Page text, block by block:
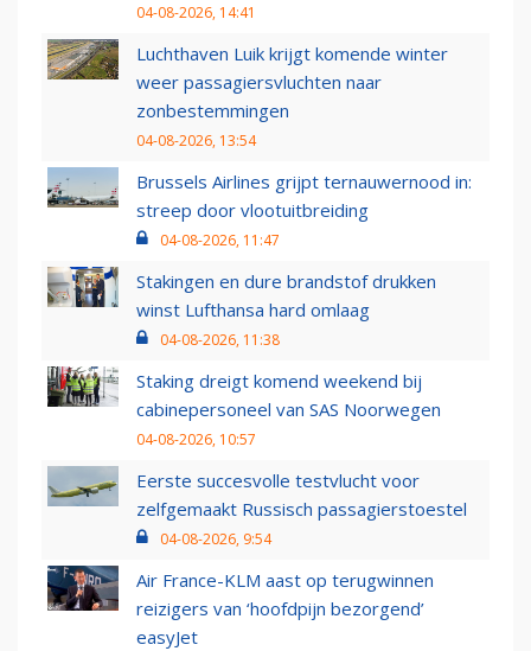
04-08-2026, 14:41
Luchthaven Luik krijgt komende winter
weer passagiersvluchten naar
zonbestemmingen
04-08-2026, 13:54
Brussels Airlines grijpt ternauwernood in:
streep door vlootuitbreiding
04-08-2026, 11:47
Stakingen en dure brandstof drukken
winst Lufthansa hard omlaag
04-08-2026, 11:38
Staking dreigt komend weekend bij
cabinepersoneel van SAS Noorwegen
04-08-2026, 10:57
Eerste succesvolle testvlucht voor
zelfgemaakt Russisch passagierstoestel
04-08-2026, 9:54
Air France-KLM aast op terugwinnen
reizigers van ‘hoofdpijn bezorgend’
easyJet